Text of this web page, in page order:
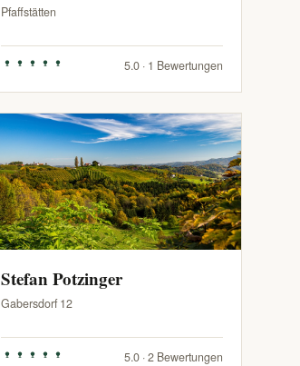
Pfaffstätten
5.0 · 1 Bewertungen
Stefan Potzinger
Gabersdorf 12
5.0 · 2 Bewertungen